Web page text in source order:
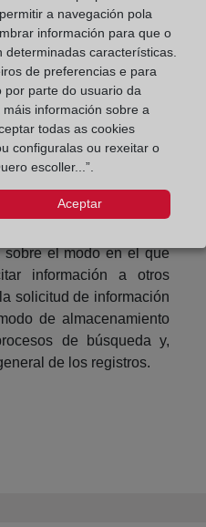
información a
única; la resolución de
el proceso sobre el
las formalidades; la
los abusos y del pirateo
de combatirlos; el
de identidad para
consentimiento, la
de la identidad y
sobre el modo en el que
información a otros
solicitud de información
de almacenamiento
de búsqueda y,
de los registros.
a navegación pola
información para que o
características.
de preferencias e para
parte do usuario da
máis información sobre a
todas as cookies
configuralas ou rexeitar o
escoller...”.
Aceptar